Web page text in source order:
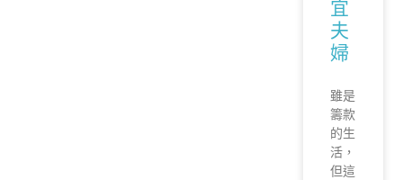
宜
夫
婦
雖是
籌款
的生
活，
但這